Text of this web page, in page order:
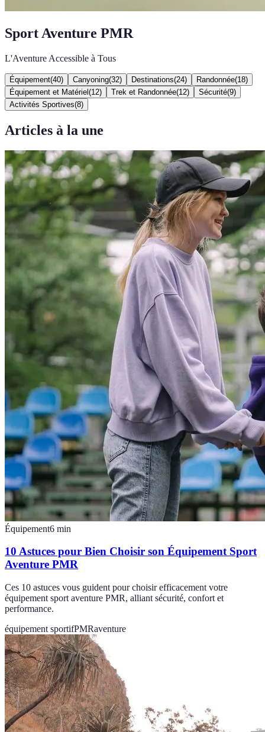
Sport Aventure PMR
L'Aventure Accessible à Tous
Équipement(40) Canyoning(32) Destinations(24) Randonnée(18)
Équipement et Matériel (12) Trek et Randonnée(12) Sécurité(9)
Activités Sportives(8)
Articles à la une
Équipement6 min
10 Astuces pour Bien Choisir son Équipement Sport
Aventure PMR
Ces 10 astuces vous guident pour choisir efficacement votre
équipement sport aventure PMR, alliant sécurité, confort et
performance.
équipement sportifPMRaventure